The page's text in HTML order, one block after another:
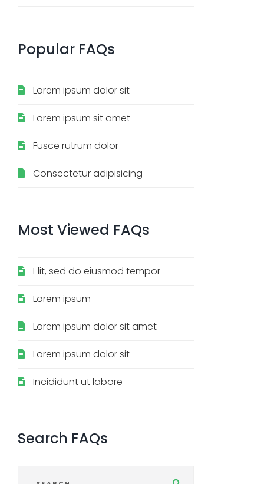
Popular FAQs
Lorem ipsum dolor sit
Lorem ipsum sit amet
Fusce rutrum dolor
Consectetur adipisicing
Most Viewed FAQs
Elit, sed do eiusmod tempor
Lorem ipsum
Lorem ipsum dolor sit amet
Lorem ipsum dolor sit
Incididunt ut labore
Search FAQs